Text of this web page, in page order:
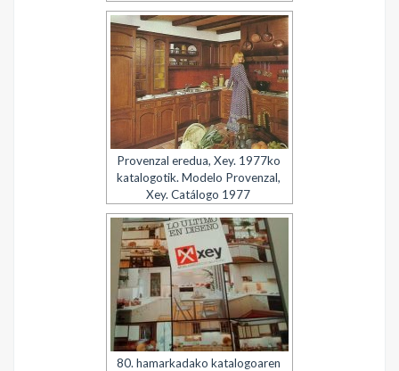
Provenzal eredua, Xey. 1977ko
katalogotik. Modelo Provenzal,
Xey. Catálogo 1977
80. hamarkadako katalogoaren